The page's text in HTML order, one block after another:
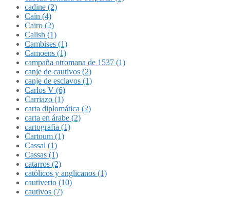
cadine (2)
Caín (4)
Cairo (2)
Calish (1)
Cambises (1)
Camoens (1)
campaña otromana de 1537 (1)
canje de cautivos (2)
canje de esclavos (1)
Carlos V (6)
Carriazo (1)
carta diplomática (2)
carta en árabe (2)
cartografia (1)
Cartoum (1)
Cassal (1)
Cassas (1)
catarros (2)
católicos y anglicanos (1)
cautiverio (10)
cautivos (7)